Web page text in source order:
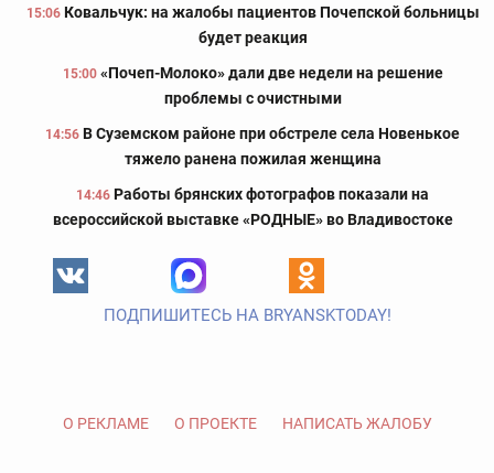
15:06 Ковальчук: на жалобы пациентов Почепской больницы
будет реакция
15:00 «Почеп-Молоко» дали две недели на решение
проблемы с очистными
14:56 В Суземском районе при обстреле села Новенькое
тяжело ранена пожилая женщина
14:46 Работы брянских фотографов показали на
всероссийской выставке «РОДНЫЕ» во Владивостоке
ПОДПИШИТЕСЬ НА BRYANSKTODAY!
О РЕКЛАМЕ О ПРОЕКТЕ НАПИСАТЬ ЖАЛОБУ